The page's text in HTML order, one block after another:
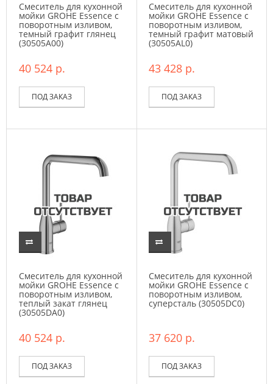
Смеситель для кухонной
мойки GROHE Essence с
поворотным изливом,
темный графит глянец
(30505A00)
40 524 р.
ПОД ЗАКАЗ
Смеситель для кухонной
мойки GROHE Essence с
поворотным изливом,
темный графит матовый
(30505AL0)
43 428 р.
ПОД ЗАКАЗ
Смеситель для кухонной
мойки GROHE Essence с
поворотным изливом,
теплый закат глянец
(30505DA0)
40 524 р.
ПОД ЗАКАЗ
Смеситель для кухонной
мойки GROHE Essence с
поворотным изливом,
суперсталь (30505DC0)
37 620 р.
ПОД ЗАКАЗ